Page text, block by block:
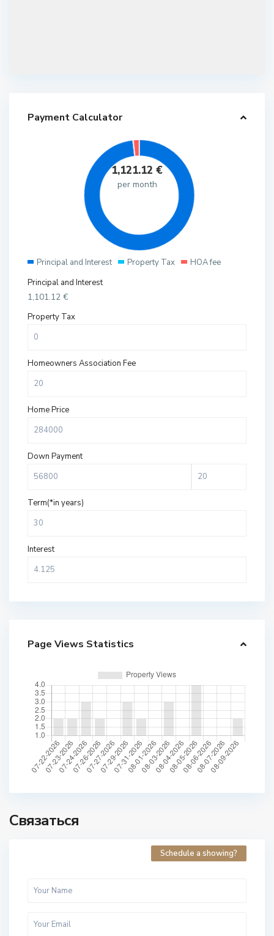
Payment Calculator
1,121.12 €
per month
Principal and Interest Property Tax
HOA fee
Principal and Interest
1,101.12 €
Property Tax
Homeowners Association Fee
Home Price
Down Payment
Term(*in years)
Interest
Page Views Statistics
Связаться
Schedule a showing?